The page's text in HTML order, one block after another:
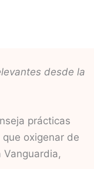
desde la
prácticas
oxigenar de
Vanguardia,